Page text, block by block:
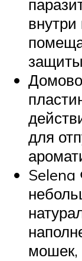
внутри
для
Selena
мошек,